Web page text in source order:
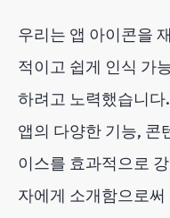
우리는 앱 아이콘을
적이고 쉽게 인식 가
하려고 노력했습니
앱의 다양한 기능, 콘
이스를 효과적으로
자에게 소개함으로